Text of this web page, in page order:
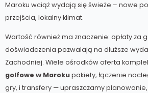
Maroku wciąż wydają się świeże – nowe
przejścia, lokalny klimat.
Wartość również ma znaczenie: opłaty za
doświadczenia pozwalają na dłuższe
Zachodniej. Wiele ośrodkówoferta
golfowe w Marokupakiety, łączenie
gry, i transfery — upraszczamy